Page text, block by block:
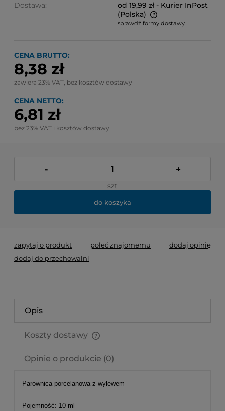
Dostawa:
od 19,99 zł - Kurier InPost
(Polska)
Cena nie zawiera ewentualnych kosztów płatności
sprawdź formy dostawy
CENA BRUTTO:
8,38 zł
zawiera 23% VAT, bez kosztów dostawy
CENA NETTO:
6,81 zł
bez 23% VAT i kosztów dostawy
- +
szt
do koszyka
zapytaj o produkt poleć znajomemu
dodaj opinię
dodaj do przechowalni
Opis
Koszty dostawy
Opinie o produkcie (0)
Parownica porcelanowa z wylewem
Pojemność: 10 ml